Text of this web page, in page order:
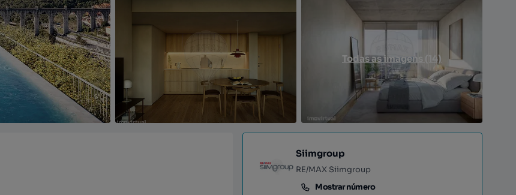
Todas as imagens (14)
Siimgroup
RE/MAX Siimgroup
Mostrar número
Mostrar número